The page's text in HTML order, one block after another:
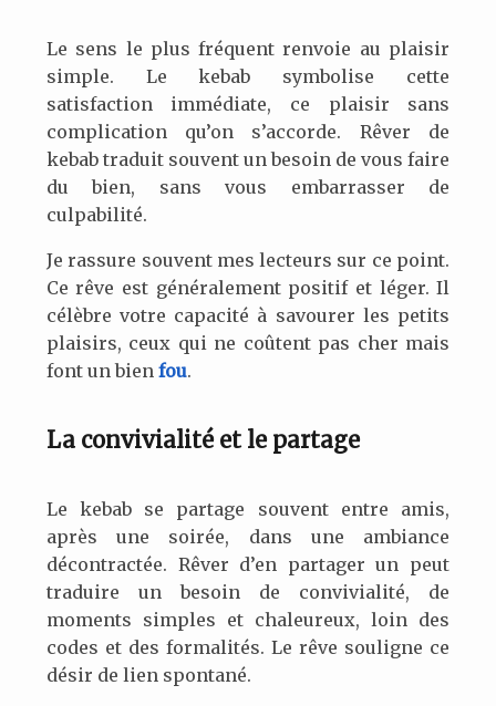
Le sens le plus fréquent renvoie au plaisir
simple. Le kebab symbolise cette
satisfaction immédiate, ce plaisir sans
complication qu’on s’accorde. Rêver de
kebab traduit souvent un besoin de vous faire
du bien, sans vous embarrasser de
culpabilité.
Je rassure souvent mes lecteurs sur ce point.
Ce rêve est généralement positif et léger. Il
célèbre votre capacité à savourer les petits
plaisirs, ceux qui ne coûtent pas cher mais
font un bien fou.
La convivialité et le partage
Le kebab se partage souvent entre amis,
après une soirée, dans une ambiance
décontractée. Rêver d’en partager un peut
traduire un besoin de convivialité, de
moments simples et chaleureux, loin des
codes et des formalités. Le rêve souligne ce
désir de lien spontané.